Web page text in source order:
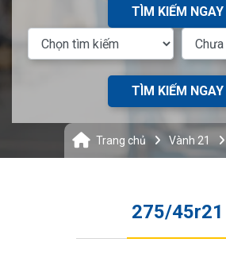
TÌM KIẾM NGAY
TÌM KIẾM NGAY
Trang chủ Vành 21
275/45r21